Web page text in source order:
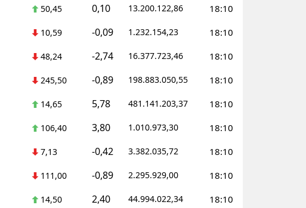
Kilis
Osmaniye
Düzce
50,45 0,10 13.200.122,86 18:10
10,59 -0,09 1.232.154,23 18:10
48,24 -2,74 16.377.723,46 18:10
245,50 -0,89 198.883.050,55 18:10
14,65 5,78 481.141.203,37 18:10
106,40 3,80 1.010.973,30 18:10
7,13 -0,42 3.382.035,72 18:10
111,00 -0,89 2.295.929,00 18:10
14,50 2,40 44.994.022,34 18:10